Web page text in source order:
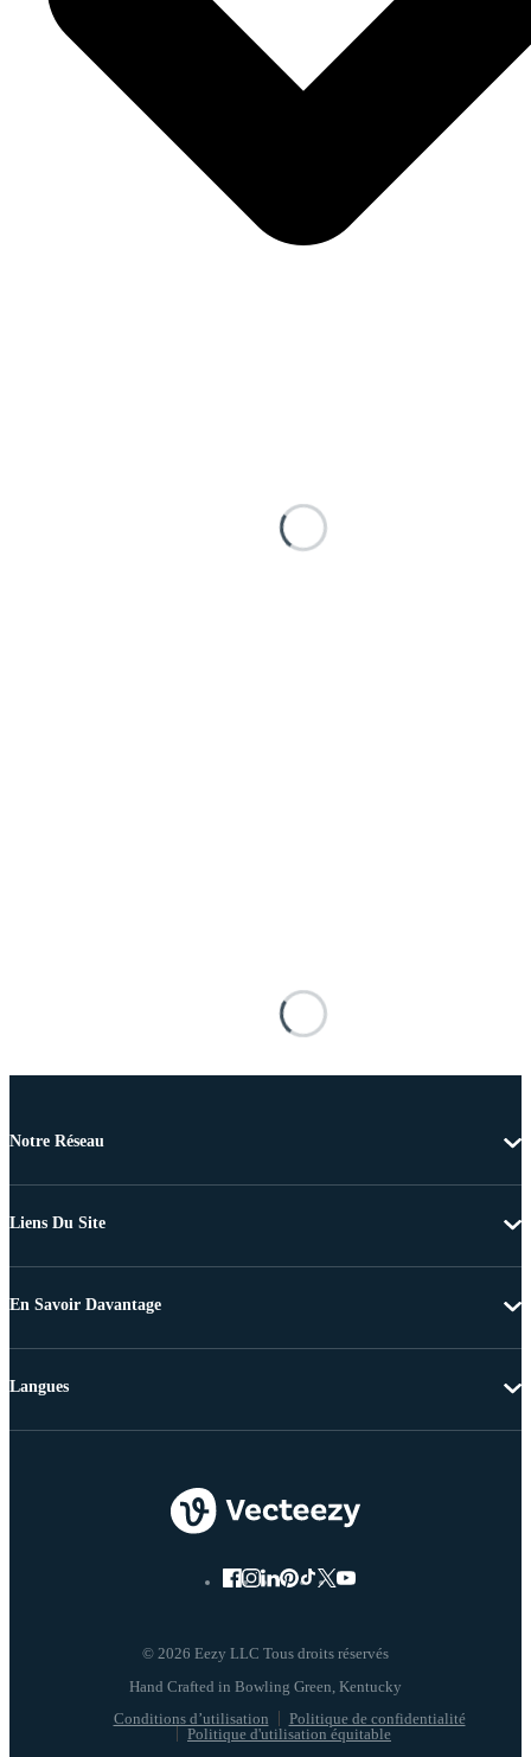
Notre Réseau
Liens Du Site
En Savoir Davantage
© 2026 Eezy LLC Tous droits réservés
Conditions d’utilisation
Politique de confidentialité
Politique d'utilisation équitable
Langues